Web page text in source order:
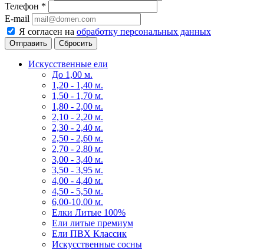
Телефон *
E-mail
Я согласен на обработку персональных данных
Сбросить
Искусственные ели
До 1,00 м.
1,20 - 1,40 м.
1,50 - 1,70 м.
1,80 - 2,00 м.
2,10 - 2,20 м.
2,30 - 2,40 м.
2,50 - 2,60 м.
2,70 - 2,80 м.
3,00 - 3,40 м.
3,50 - 3,95 м.
4,00 - 4,40 м.
4,50 - 5,50 м.
6,00-10,00 м.
Елки Литые 100%
Ели литые премиум
Ели ПВХ Классик
Искусственные сосны